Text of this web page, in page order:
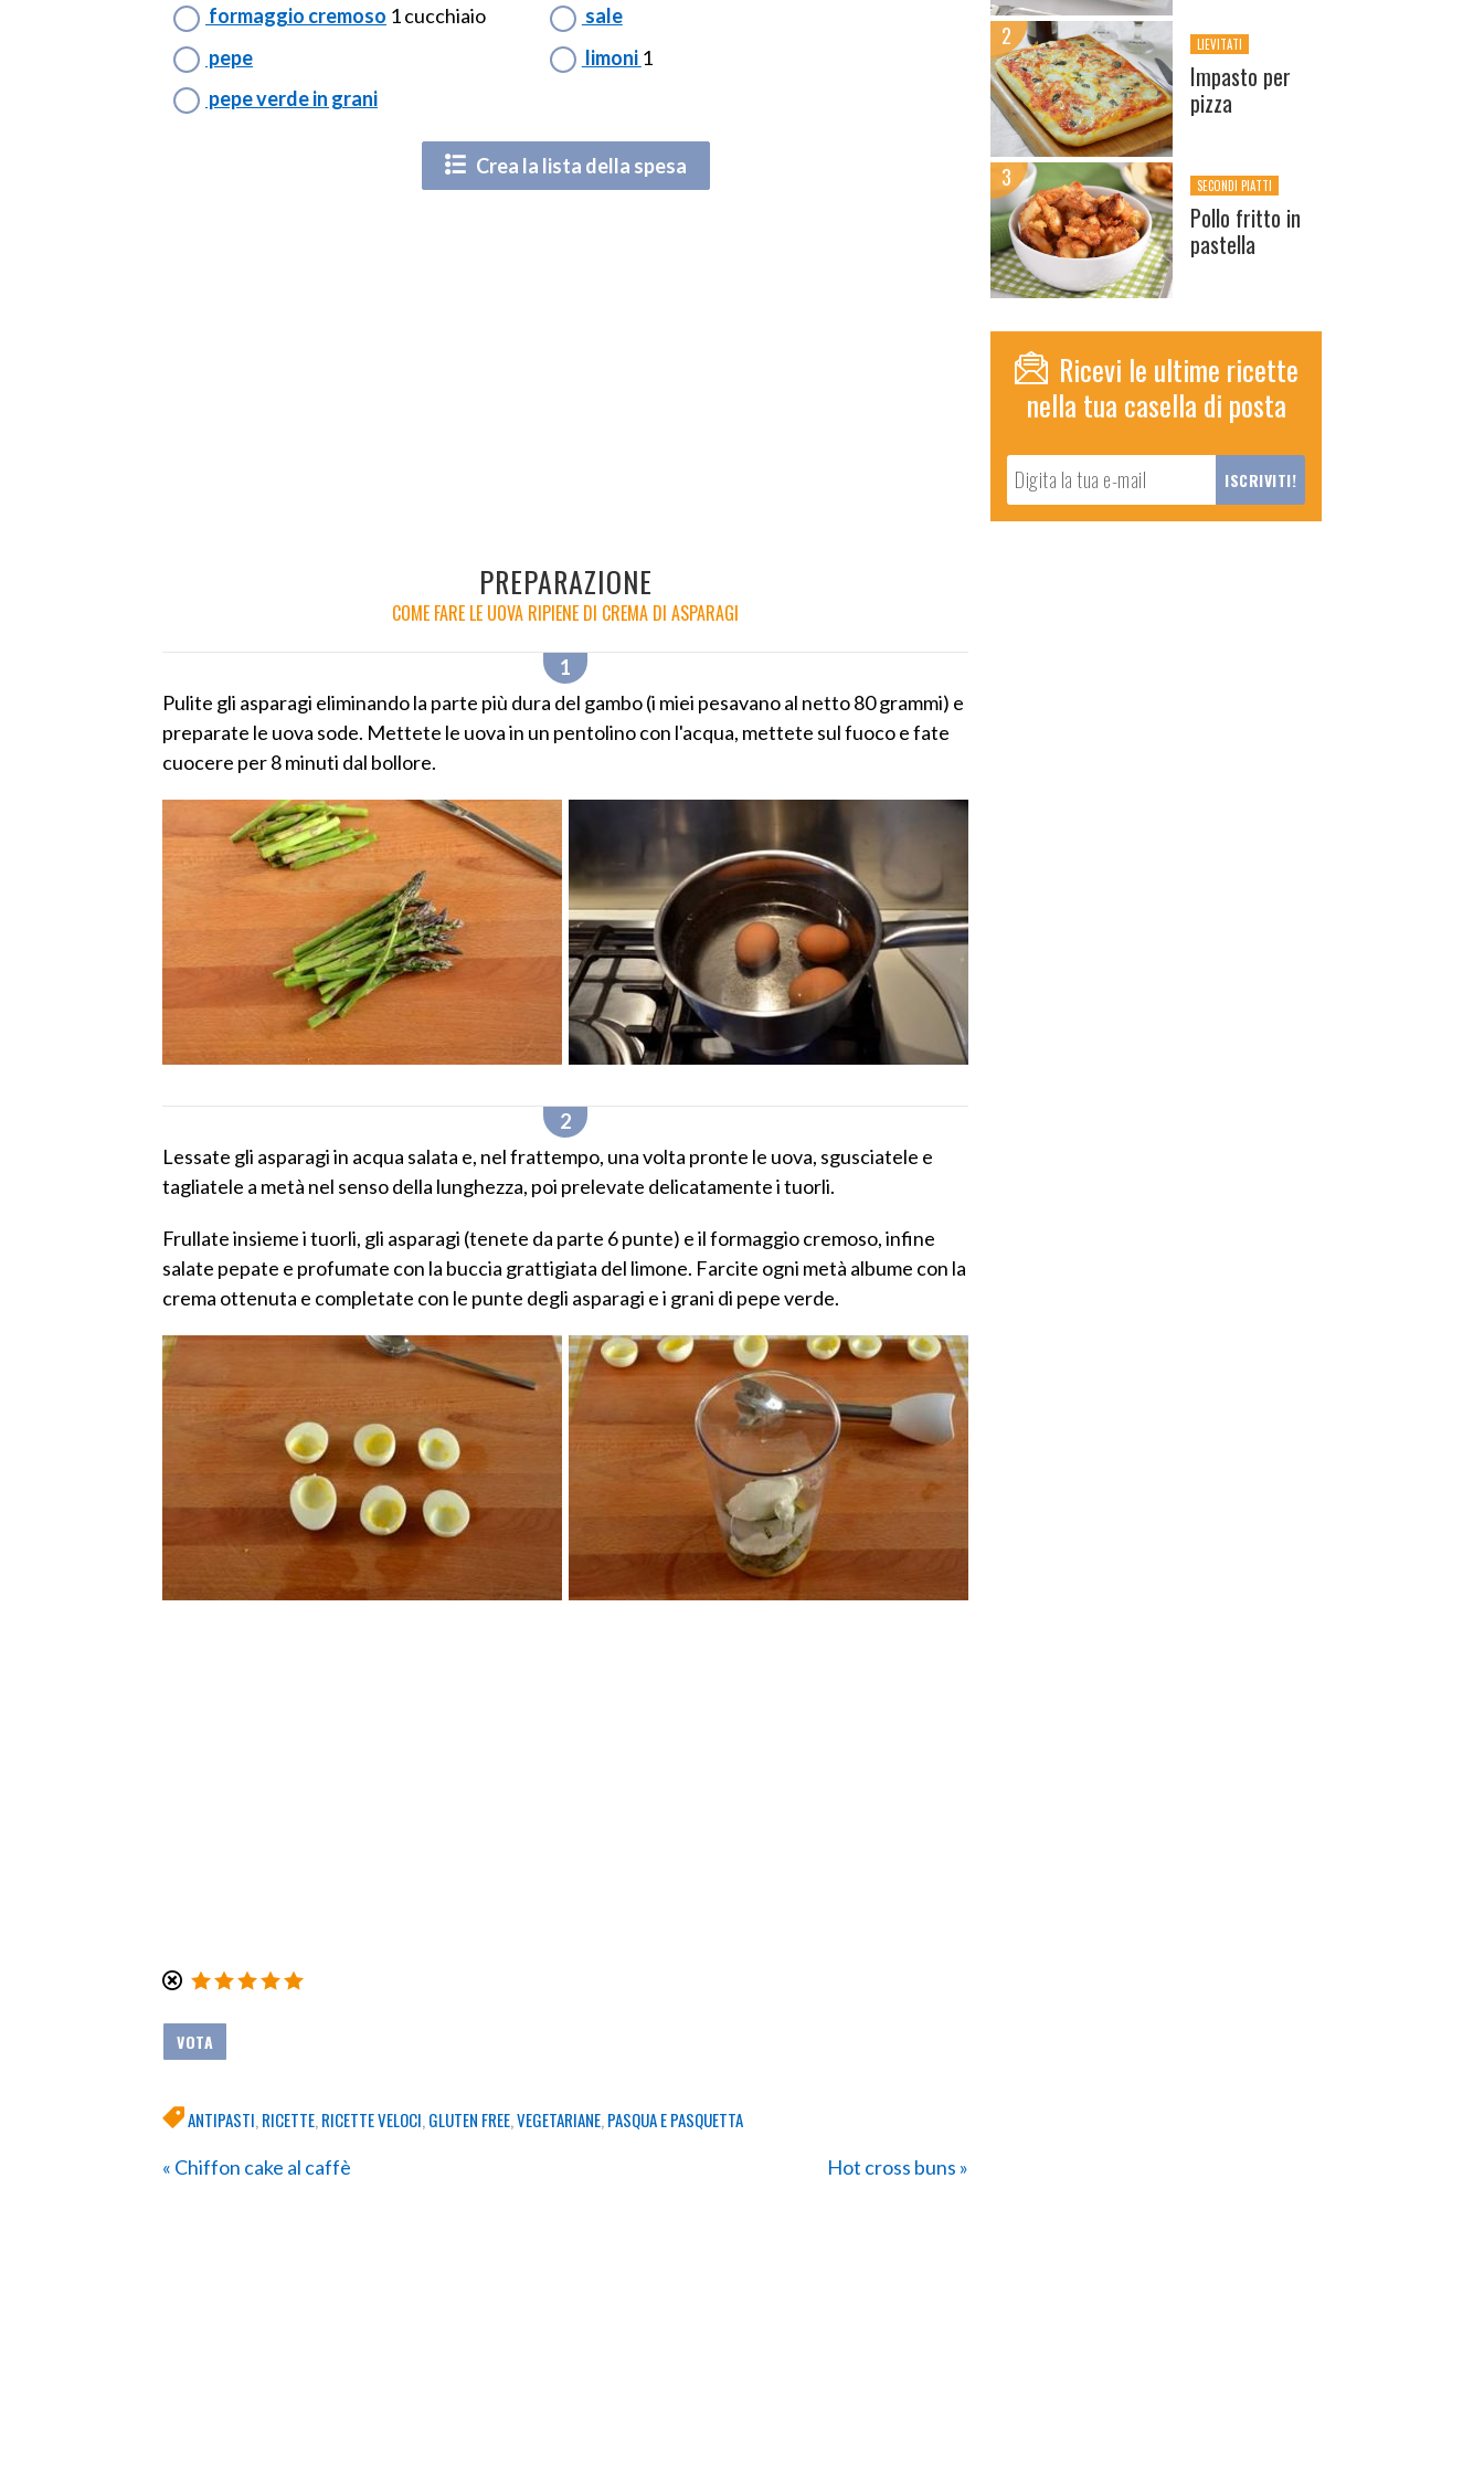
LIEVITATI
Impasto per
pizza
SECONDI PIATTI
Pollo fritto in
pastella
Ricevi le ultime ricette
nella tua casella di posta
formaggio cremoso 1 cucchiaio
sale
pepe
limoni 1
pepe verde in grani
Crea la lista della spesa
PREPARAZIONE
COME FARE LE UOVA RIPIENE DI CREMA DI ASPARAGI
Pulite gli asparagi eliminando la parte più dura del gambo (i miei pesavano al netto 80 grammi) e
preparate le uova sode. Mettete le uova in un pentolino con l'acqua, mettete sul fuoco e fate
cuocere per 8 minuti dal bollore.
Lessate gli asparagi in acqua salata e, nel frattempo, una volta pronte le uova, sgusciatele e
tagliatele a metà nel senso della lunghezza, poi prelevate delicatamente i tuorli.
Frullate insieme i tuorli, gli asparagi (tenete da parte 6 punte) e il formaggio cremoso, infine
salate pepate e profumate con la buccia grattigiata del limone. Farcite ogni metà albume con la
crema ottenuta e completate con le punte degli asparagi e i grani di pepe verde.
ANTIPASTI,RICETTE,RICETTE VELOCI,GLUTEN FREE,VEGETARIANE,PASQUA E PASQUETTA
« Chiffon cake al caffè
Hot cross buns »